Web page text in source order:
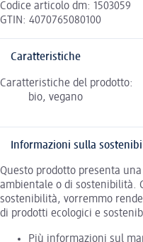
Codice articolo dm: 1503059
GTIN: 4070765080100
Caratteristiche
Caratteristiche del prodotto:
bio, vegano
Informazioni sulla
Questo prodotto presenta
ambientale o di sostenibilità.
sostenibilità, vorremmo
di prodotti ecologici e
Più informazioni sul